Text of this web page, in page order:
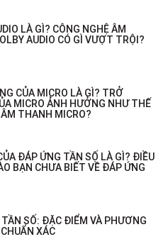
LÀ GÌ? CÔNG NGHỆ ÂM
AUDIO CÓ GÌ VƯỢT TRỘI?
CỦA MICRO LÀ GÌ? TRỞ
MICRO ẢNH HƯỞNG NHƯ THẾ
THANH MICRO?
ĐÁP ỨNG TẦN SỐ LÀ GÌ? ĐIỀU
BẠN CHƯA BIẾT VỀ ĐÁP ỨNG
SỐ: ĐẶC ĐIỂM VÀ PHƯƠNG
XÁC